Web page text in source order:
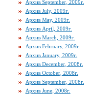
Архив September, 2009г.
Архив July, 2009г.
Архив May, 2009г.
Архив April, 2009г.
Архив March, 2009г.
Архив February, 2009г.
Архив January, 2009г.
Архив December, 2008г.
Архив October, 2008г.
Архив September, 2008г.
Архив June, 2008г.